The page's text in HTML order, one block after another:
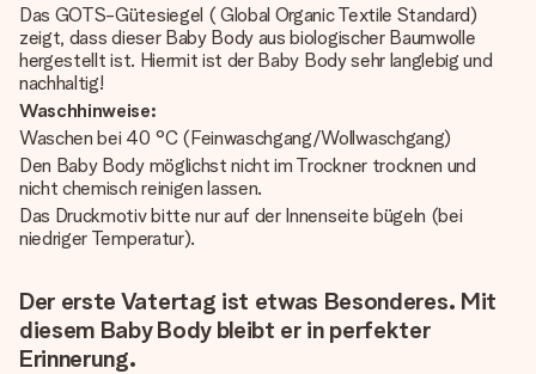
Das GOTS-Gütesiegel ( Global Organic Textile Standard)
zeigt, dass dieser Baby Body aus biologischer Baumwolle
hergestellt ist. Hiermit ist der Baby Body sehr langlebig und
nachhaltig!
Waschhinweise:
Waschen bei 40 °C (Feinwaschgang/Wollwaschgang)
Den Baby Body möglichst nicht im Trockner trocknen und
nicht chemisch reinigen lassen.
Das Druckmotiv bitte nur auf der Innenseite bügeln (bei
niedriger Temperatur).
Der erste Vatertag ist etwas Besonderes. Mit
diesem Baby Body bleibt er in perfekter
Erinnerung.